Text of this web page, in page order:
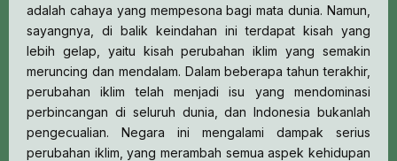
adalah cahaya yang mempesona bagi mata dunia. Namun,
sayangnya, di balik keindahan ini terdapat kisah yang
lebih gelap, yaitu kisah perubahan iklim yang semakin
meruncing dan mendalam. Dalam beberapa tahun terakhir,
perubahan iklim telah menjadi isu yang mendominasi
perbincangan di seluruh dunia, dan Indonesia bukanlah
pengecualian. Negara ini mengalami dampak serius
perubahan iklim, yang merambah semua aspek kehidupan